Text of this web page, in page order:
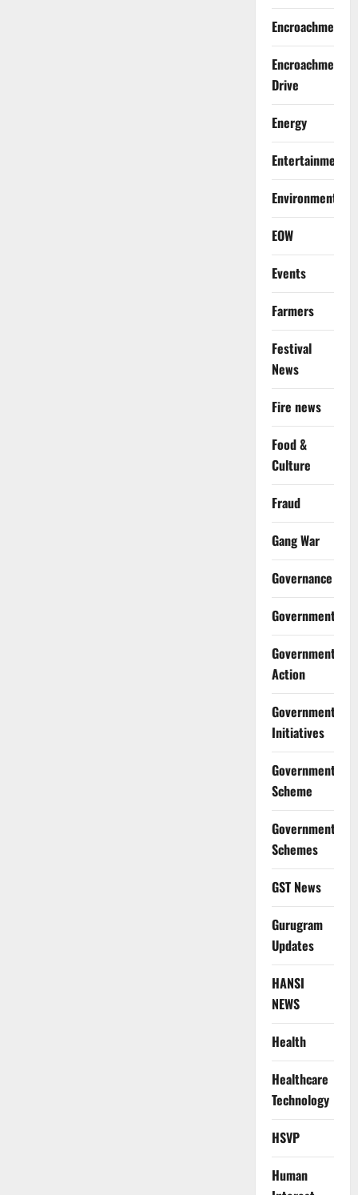
Encroachment
Encroachment
Drive
Energy
Entertainment
Environment
EOW
Events
Farmers
Festival
News
Fire news
Food &
Culture
Fraud
Gang War
Governance
Government
Government
Action
Government
Initiatives
Government
Scheme
Government
Schemes
GST News
Gurugram
Updates
HANSI
NEWS
Health
Healthcare
Technology
HSVP
Human